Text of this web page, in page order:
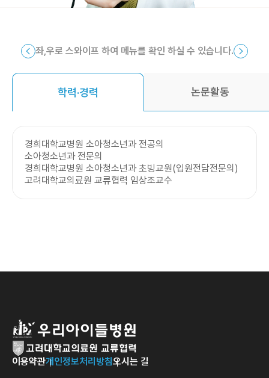
좌,우로 스와이프 하여 메뉴를 확인 하실 수 있습니다.
학력·경력 논문활동
경희대학교병원 소아청소년과 전공의
소아청소년과 전문의
경희대학교병원 소아청소년과 초빙교원(입원전담전문의)
고려대학교의료원 교류협력 임상조교수
이용약관개인정보처리방침오시는 길